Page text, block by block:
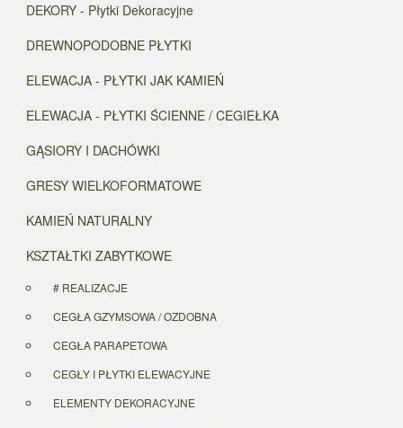
DEKORY - Płytki Dekoracyjne
DREWNOPODOBNE PŁYTKI
ELEWACJA - PŁYTKI JAK KAMIEŃ
ELEWACJA - PŁYTKI ŚCIENNE / CEGIEŁKA
GĄSIORY I DACHÓWKI
GRESY WIELKOFORMATOWE
KAMIEŃ NATURALNY
KSZTAŁTKI ZABYTKOWE
# REALIZACJE
CEGŁA GZYMSOWA / OZDOBNA
CEGŁA PARAPETOWA
CEGŁY I PŁYTKI ELEWACYJNE
ELEMENTY DEKORACYJNE